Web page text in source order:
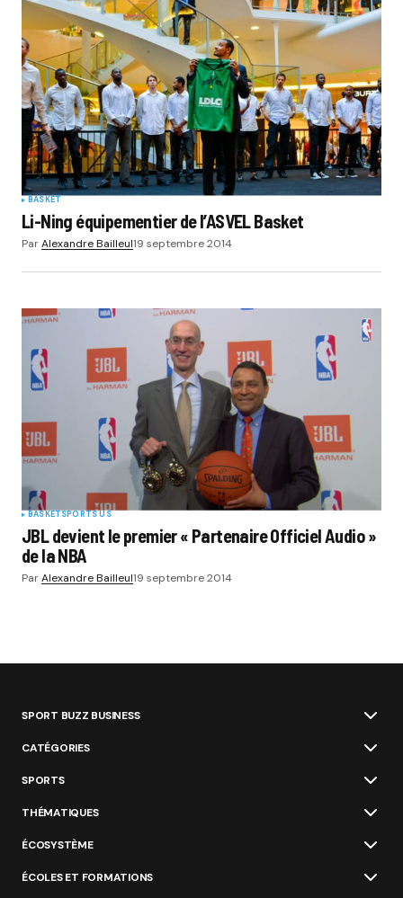
BASKET
Li-Ning équipementier de l’ASVEL Basket
ParAlexandre Bailleul19 septembre 2014
BASKETSPORTS US
JBL devient le premier « Partenaire Officiel Audio »
de la NBA
ParAlexandre Bailleul19 septembre 2014
SPORT BUZZ BUSINESS
CATÉGORIES
SPORTS
THÉMATIQUES
ÉCOSYSTÈME
ÉCOLES ET FORMATIONS